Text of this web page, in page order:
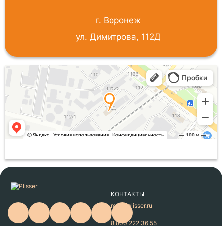
г. Воронеж
ул. Димитрова, 112Д
КОНТАКТЫ
mail@plisser.ru
8 800 222 36 55